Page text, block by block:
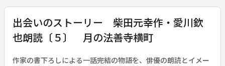
でなく、日本の未来のためにデザインするのだ」と熱く訴え
る。
出会いのストーリー 柴田元幸作・愛川欽
也朗読〔５〕 月の法善寺横町
作家の書下ろしによる一話完結の物語を、俳優の朗読とイメー